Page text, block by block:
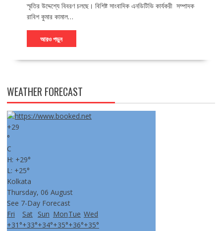
স্মৃতির উদ্দেশ্যে বিবরণ চলছে। বিশিষ্ট সাংবাদিক এনডিটিভি কার্যকরী সম্পাদক
রাবিশ কুমার কামাল…
আরও পড়ুন
WEATHER FORECAST
+29
°
C
H: +29°
L: +25°
Kolkata
Thursday, 06 August
See 7-Day Forecast
Fri
Sat Sun MonTue Wed
+31°+33°+34°+35°+36°+35°